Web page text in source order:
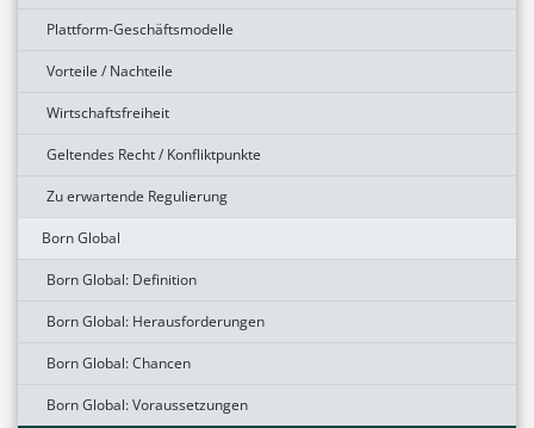
Plattform-Geschäftsmodelle
Vorteile / Nachteile
Wirtschaftsfreiheit
Geltendes Recht / Konfliktpunkte
Zu erwartende Regulierung
Born Global
Born Global: Definition
Born Global: Herausforderungen
Born Global: Chancen
Born Global: Voraussetzungen